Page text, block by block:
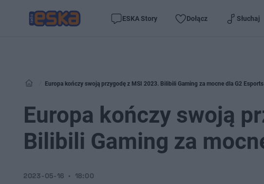
ESKA Story Dołącz Słuchaj
Europa kończy swoją przygodę z MSI 2023. Bilibili Gaming za mocne dla G2 Esports
Europa kończy swoją
Bilibili Gaming za
2023-05-16 18:00